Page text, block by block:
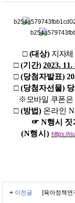
□ (대상) 지자체
□ (기간) 2023. 11.
□ (당첨자발표)
□ (당첨자선물)
※ 모바일 쿠폰
□ (방법) 온라인 N
☞ N행시 짓
(N행시 ) https://
이전글 [육아정책연